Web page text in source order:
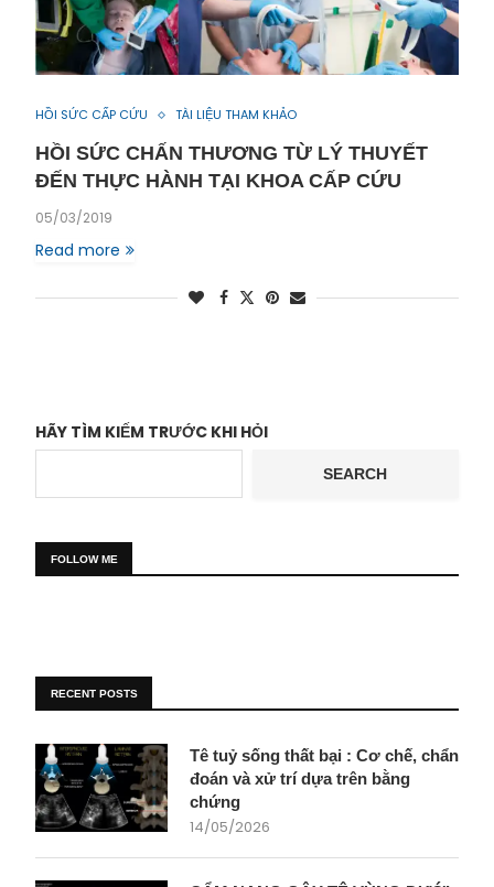
HỒI SỨC CẤP CỨU TÀI LIỆU THAM KHẢO
HỒI SỨC CHẤN THƯƠNG TỪ LÝ THUYẾT
ĐẾN THỰC HÀNH TẠI KHOA CẤP CỨU
05/03/2019
Read more
HÃY TÌM KIẾM TRƯỚC KHI HỎI
SEARCH
FOLLOW ME
RECENT POSTS
Tê tuỷ sống thất bại : Cơ chế, chẩn
đoán và xử trí dựa trên bằng
chứng
14/05/2026